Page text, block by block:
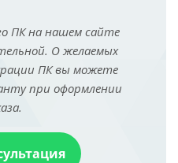
ПК на нашем сайте
О желаемых
ПК вы можете
при оформлении